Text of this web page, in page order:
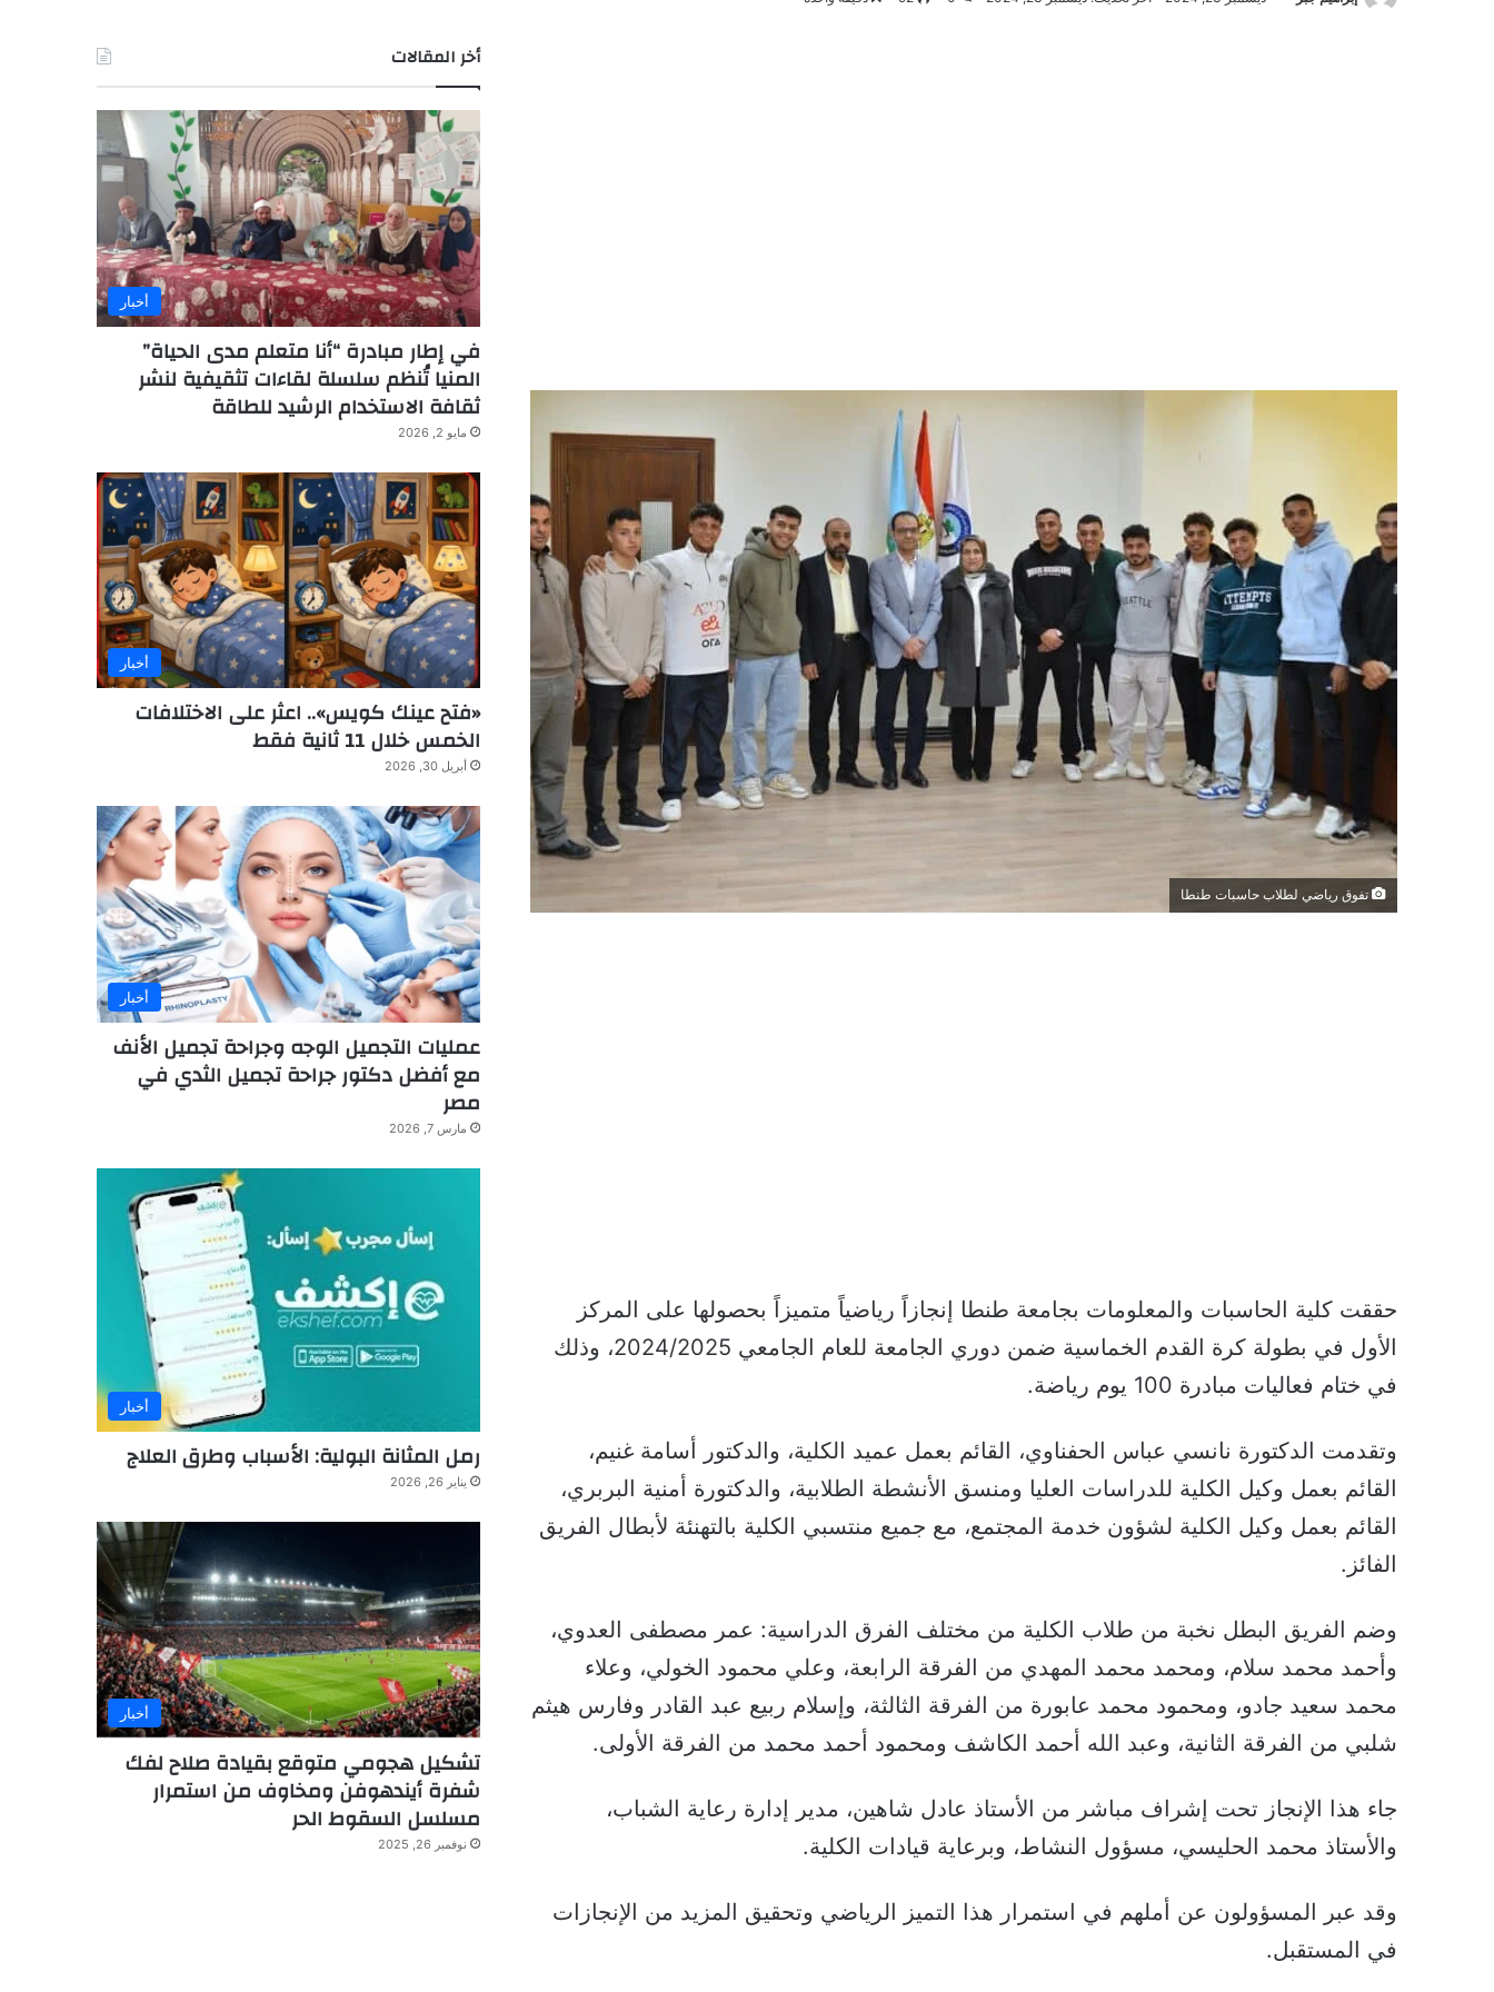
تفوق رياضي لطلاب حاسبات طنطا
حققت كلية الحاسبات والمعلومات بجامعة طنطا إنجازاً رياضياً متميزاً بحصولها على المركز
الأول في بطولة كرة القدم الخماسية ضمن دوري الجامعة للعام الجامعي 2024/2025، وذلك
في ختام فعاليات مبادرة 100 يوم رياضة.
وتقدمت الدكتورة نانسي عباس الحفناوي، القائم بعمل عميد الكلية، والدكتور أسامة غنيم،
القائم بعمل وكيل الكلية للدراسات العليا ومنسق الأنشطة الطلابية، والدكتورة أمنية البربري،
القائم بعمل وكيل الكلية لشؤون خدمة المجتمع، مع جميع منتسبي الكلية بالتهنئة لأبطال الفريق
الفائز.
وضم الفريق البطل نخبة من طلاب الكلية من مختلف الفرق الدراسية: عمر مصطفى العدوي،
وأحمد محمد سلام، ومحمد محمد المهدي من الفرقة الرابعة، وعلي محمود الخولي، وعلاء
محمد سعيد جادو، ومحمود محمد عابورة من الفرقة الثالثة، وإسلام ربيع عبد القادر وفارس هيثم
شلبي من الفرقة الثانية، وعبد الله أحمد الكاشف ومحمود أحمد محمد من الفرقة الأولى.
جاء هذا الإنجاز تحت إشراف مباشر من الأستاذ عادل شاهين، مدير إدارة رعاية الشباب،
والأستاذ محمد الحليسي، مسؤول النشاط، وبرعاية قيادات الكلية.
وقد عبر المسؤولون عن أملهم في استمرار هذا التميز الرياضي وتحقيق المزيد من الإنجازات
في المستقبل.
أخر المقالات
أخبار
في إطار مبادرة “أنا متعلم مدى الحياة”
المنيا تُنظم سلسلة لقاءات تثقيفية لنشر
ثقافة الاستخدام الرشيد للطاقة
مايو 2, 2026
أخبار
«فتح عينك كويس».. اعثر على الاختلافات
الخمس خلال 11 ثانية فقط
أبريل 30, 2026
أخبار
عمليات التجميل الوجه وجراحة تجميل الأنف
مع أفضل دكتور جراحة تجميل الثدي في
مصر
مارس 7, 2026
أخبار
رمل المثانة البولية: الأسباب وطرق العلاج
يناير 26, 2026
أخبار
تشكيل هجومي متوقع بقيادة صلاح لفك
شفرة أيندهوفن ومخاوف من استمرار
مسلسل السقوط الحر
نوفمبر 26, 2025